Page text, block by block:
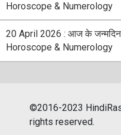
Horoscope & Numerology
20 April 2026 : आज के जन्मदिन
Horoscope & Numerology
©2016-2023
rights reserved.